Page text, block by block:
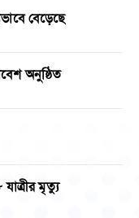
বেড়েছে
অনুষ্ঠিত
মৃত্যু